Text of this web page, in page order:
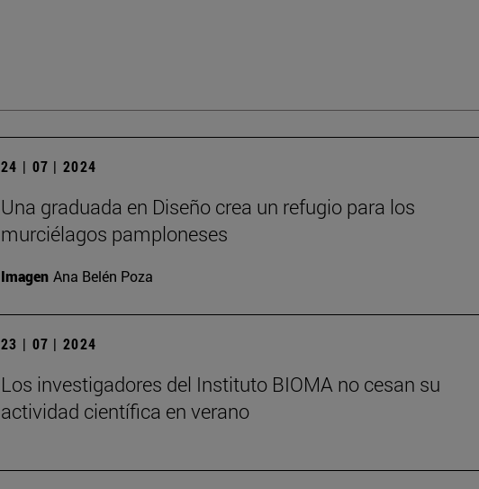
24 | 07 | 2024
Una graduada en Diseño crea un refugio para los
murciélagos pamploneses
Imagen Ana Belén Poza
23 | 07 | 2024
Los investigadores del Instituto BIOMA no cesan su
actividad científica en verano